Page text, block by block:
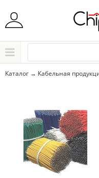
Начните водить
Каталог → Кабельная